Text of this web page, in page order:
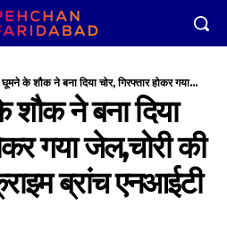
के शौक ने बना दिया चोर, गिरफ्तार होकर गया...
ने बना दिया
गया जेल,चोरी की
ब्रांच एनआईटी